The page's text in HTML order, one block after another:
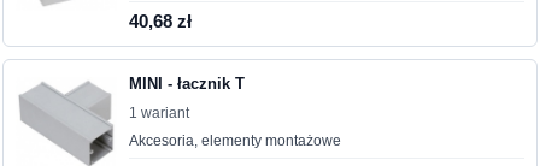
40,68 zł
MINI - łacznik T
1 wariant
Akcesoria, elementy montażowe